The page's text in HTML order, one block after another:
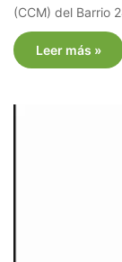
(CCM) del Barrio
Leer más »